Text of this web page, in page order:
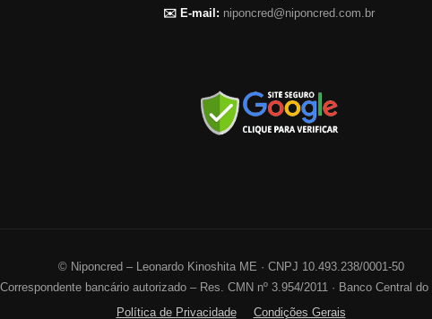
✉️ E-mail: niponcred@niponcred.com.br
© Niponcred – Leonardo Kinoshita ME · CNPJ 10.493.238/0001-50
Correspondente bancário autorizado – Res. CMN nº 3.954/2011 · Banco Central do
Política de Privacidade
Condições Gerais